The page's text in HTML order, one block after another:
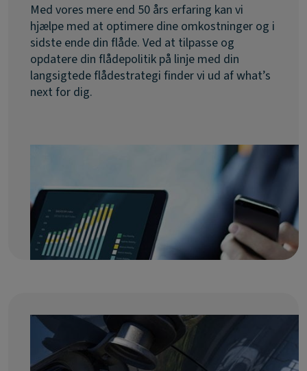
Med vores mere end 50 års erfaring kan vi
hjælpe med at optimere dine omkostninger og i
sidste ende din flåde. Ved at tilpasse og
opdatere din flådepolitik på linje med din
langsigtede flådestrategi finder vi ud af what’s
next for dig.